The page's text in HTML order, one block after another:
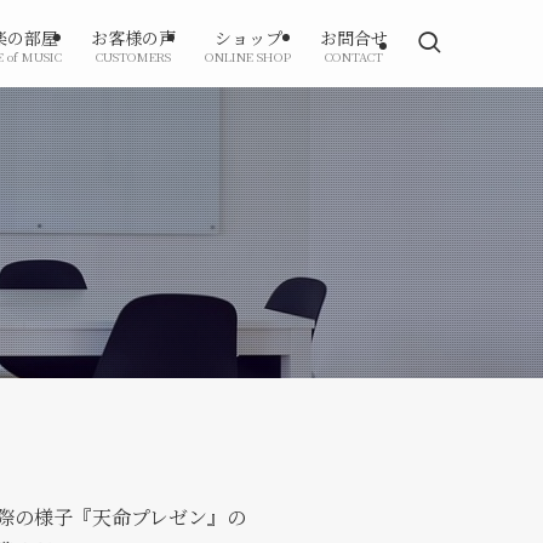
の部屋
of MUSIC
お客様の声
CUSTOMERS
ショップ
ONLINE SHOP
お問合せ
CONTACT
の様子『天命プレゼン』の